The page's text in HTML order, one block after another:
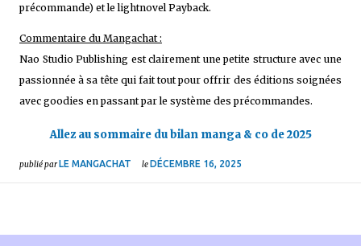
précommande) et le lightnovel Payback.
Commentaire du Mangachat :
Nao Studio Publishing est clairement une petite structure avec une
passionnée à sa tête qui fait tout pour offrir des éditions soignées
avec goodies en passant par le système des précommandes.
Allez au sommaire du bilan manga & co de 2025
publié par LE MANGACHAT le DÉCEMBRE 16, 2025